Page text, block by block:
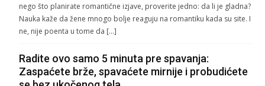
nego što planirate romantične izjave, proverite jedno: da li je gladna?
Nauka kaže da žene mnogo bolje reaguju na romantiku kada su site. I
ne, nije poenta u tome da […]
Radite ovo samo 5 minuta pre spavanja:
Zaspaćete brže, spavaćete mirnije i probudićete